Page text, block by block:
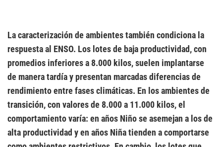
La caracterización de ambientes también condiciona la
respuesta al ENSO. Los lotes de baja productividad, con
promedios inferiores a 8.000 kilos, suelen implantarse
de manera tardía y presentan marcadas diferencias de
rendimiento entre fases climáticas. En los ambientes de
transición, con valores de 8.000 a 11.000 kilos, el
comportamiento varía: en años Niño se asemejan a los de
alta productividad y en años Niña tienden a comportarse